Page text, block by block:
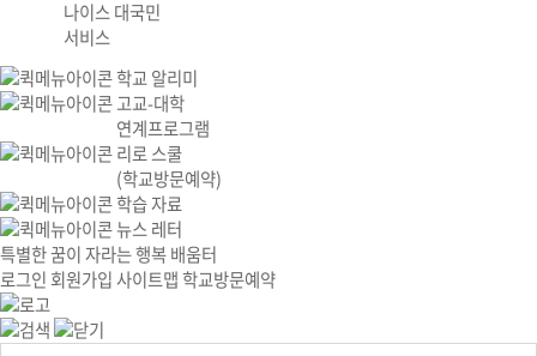
나이스 대국민
서비스
학교 알리미
고교-대학
연계프로그램
리로 스쿨
(학교방문예약)
학습 자료
뉴스 레터
특별한 꿈이 자라는 행복 배움터
로그인 회원가입사이트맵학교방문예약